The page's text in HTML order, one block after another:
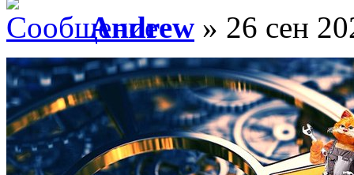
Andrew » 26 сен